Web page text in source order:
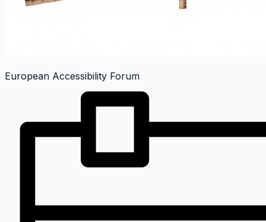
European Accessibility Forum